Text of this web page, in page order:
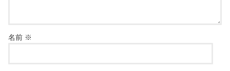
名前 ※